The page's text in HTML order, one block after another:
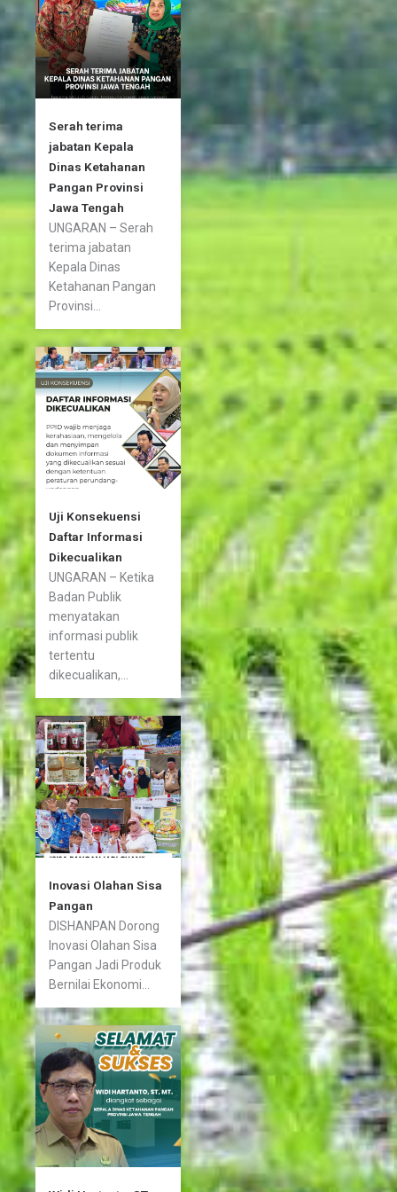
-
f
m
Serah terima
jabatan Kepala
Dinas Ketahanan
Pangan Provinsi
Jawa Tengah
UNGARAN – Serah
terima jabatan
Kepala Dinas
Ketahanan Pangan
Provinsi...
Uji Konsekuensi
Daftar Informasi
Dikecualikan
UNGARAN – Ketika
Badan Publik
menyatakan
informasi publik
tertentu
dikecualikan,...
Inovasi Olahan Sisa
Pangan
DISHANPAN Dorong
Inovasi Olahan Sisa
Pangan Jadi Produk
Bernilai Ekonomi...